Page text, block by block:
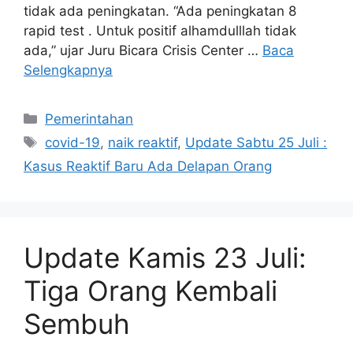
tidak ada peningkatan. “Ada peningkatan 8
rapid test . Untuk positif alhamdulllah tidak
ada,” ujar Juru Bicara Crisis Center … Baca
Selengkapnya
Kategori
Pemerintahan
Tag
covid-19, naik reaktif, Update Sabtu 25 Juli :
Kasus Reaktif Baru Ada Delapan Orang
Update Kamis 23 Juli:
Tiga Orang Kembali
Sembuh